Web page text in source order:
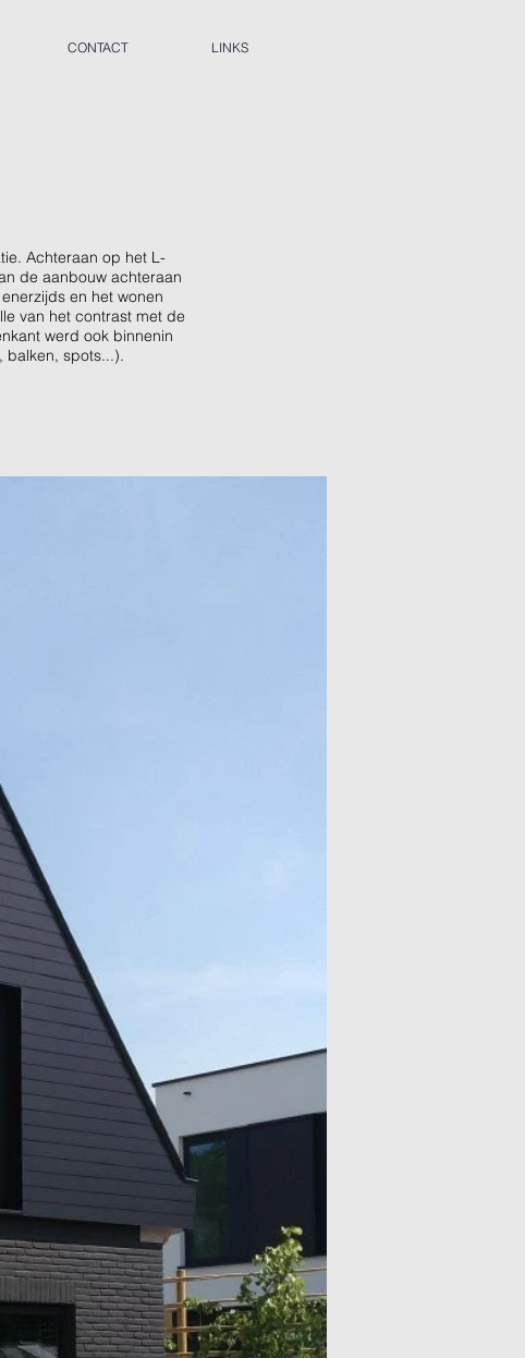
CONTACT LINKS
Achteraan op het L-
de aanbouw achteraan
en het wonen
van het contrast met de
werd ook binnenin
balken, spots...).